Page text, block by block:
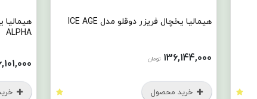
هیمالیا یخچال فریزر دوقلو مدل ICE AGE
136,144,000 تومان
خرید محصول
ALPHA
146,101,000
خرید